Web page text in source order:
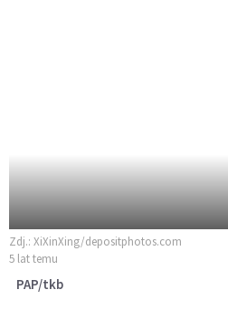
Zdj.: XiXinXing/depositphotos.com
5 lat temu
PAP/tkb